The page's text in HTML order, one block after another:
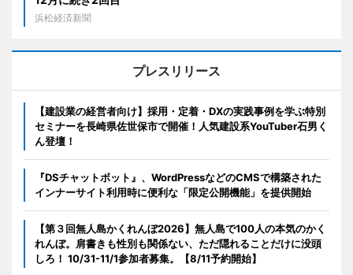
浜松経済新聞
プレスリリース
【建設業の経営者向け】採用・定着・DXの実践事例を学ぶ特別
セミナーを長崎県佐世保市で開催！人気建設系YouTuber石男く
ん登壇！
『DSチャットボット』、WordPressなどのCMSで構築された
インナーサイト利用時に便利な「限定公開機能」を提供開始
【第３回無人島かくれんぼ2026】無人島で100人の本気のかく
れんぼ。肩書きも性別も関係ない、ただ隠れることだけに没頭
しろ！ 10/31-11/1参加者募集。【8/11予約開始】